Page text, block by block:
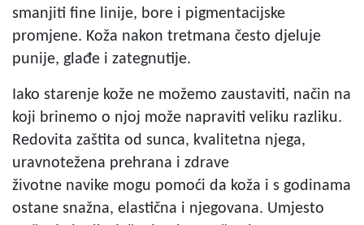
smanjiti fine linije, bore i pigmentacijske
promjene. Koža nakon tretmana često djeluje
punije, glađe i zategnutije.
Iako starenje kože ne možemo zaustaviti, način na
koji brinemo o njoj može napraviti veliku razliku.
Redovita zaštita od sunca, kvalitetna njega,
uravnotežena prehrana i zdrave
životne navike mogu pomoći da koža i s godinama
ostane snažna, elastična i njegovana. Umjesto